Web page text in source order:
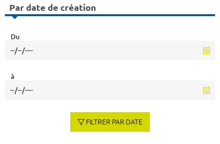
Par date de création
Du
à
FILTRER PAR DATE